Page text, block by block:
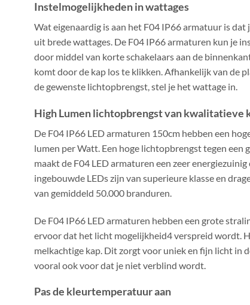
Instelmogelijkheden in wattages
Wat eigenaardig is aan het F04 IP66 armatuur is
uit brede wattages. De F04 IP66 armaturen kun je
door middel van korte schakelaars aan de
komt door de kap los te klikken. Afhankelijk van de
de gewenste lichtopbrengst, stel je het wattage in.
High Lumen lichtopbrengst van kwalitatieve
De F04 IP66 LED armaturen 150cm hebben een
lumen per Watt. Een hoge lichtopbrengst tegen een
maakt de F04 LED armaturen een zeer
ingebouwde LEDs zijn van superieure klasse en
van gemiddeld 50.000 branduren.
De F04 IP66 LED armaturen hebben een grote
ervoor dat het licht mogelijkheid4 verspreid wordt.
melkachtige kap. Dit zorgt voor uniek en fijn licht in
vooral ook voor dat je niet verblind wordt.
Pas de kleurtemperatuur aan